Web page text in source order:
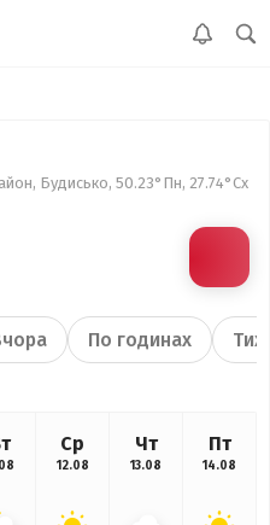
Будисько, 50.23°Пн, 27.74°Сх
По годинах
Ср
12.08
Чт
13.08
Пт
14.08